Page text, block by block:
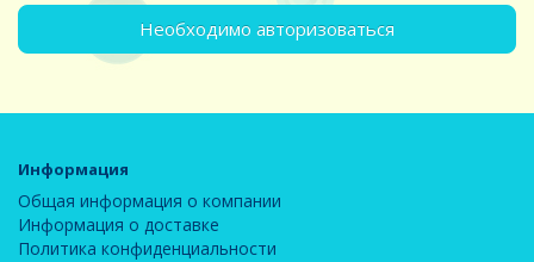
Необходимо авторизоваться
Информация
Общая информация о компании
Информация о доставке
Политика конфиденциальности